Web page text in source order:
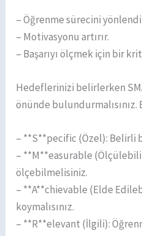
– Öğrenme sürecini
– Motivasyonu artırır.
– Başarıyı ölçmek için bir
Hedeflerinizi belirlerken
önünde
– **S**pecific (Özel): Belirli
– **M**easurable
ölçebilmelisiniz.
– **A**chievable (Elde
koymalısınız.
– **R**elevant (İlgili):